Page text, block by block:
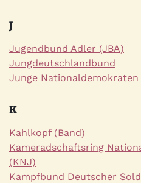
J
Jugendbund Adler (JBA)
Jungdeutschlandbund
Junge Nationaldemokraten
K
Kahlkopf (Band)
Kameradschaftsring
(KNJ)
Kampfbund Deutscher